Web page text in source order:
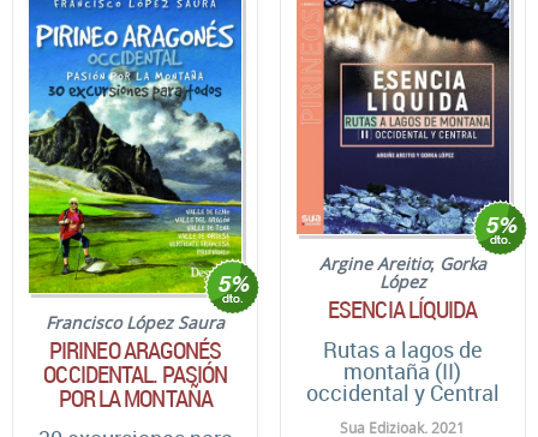
Francisco López Saura
PIRINEO ARAGONÉS
OCCIDENTAL. PASIÓN
POR LA MONTAÑA
Argine Areitio; Gorka
López
ESENCIA LÍQUIDA
Rutas a lagos de
montaña (II)
occidental y Central
Sua Edizioak. 2021